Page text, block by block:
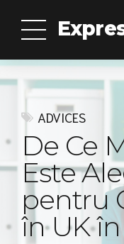
ADVICES
De Ce
Este
pentru
în UK